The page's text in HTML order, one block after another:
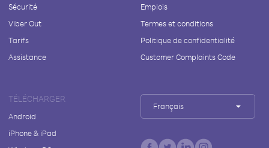
Sécurité
Viber Out
Tarifs
Assistance
Emplois
Termes et conditions
Politique de confidentialité
Customer Complaints Code
TÉLÉCHARGER
Android
iPhone & iPad
Français